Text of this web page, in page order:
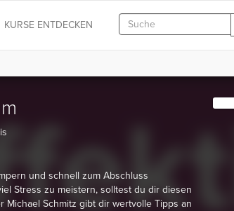
KURSE ENTDECKEN
und schnell zum Abschluss
Stress zu meistern, solltest du dir diesen
Michael Schmitz gibt dir wertvolle Tipps an